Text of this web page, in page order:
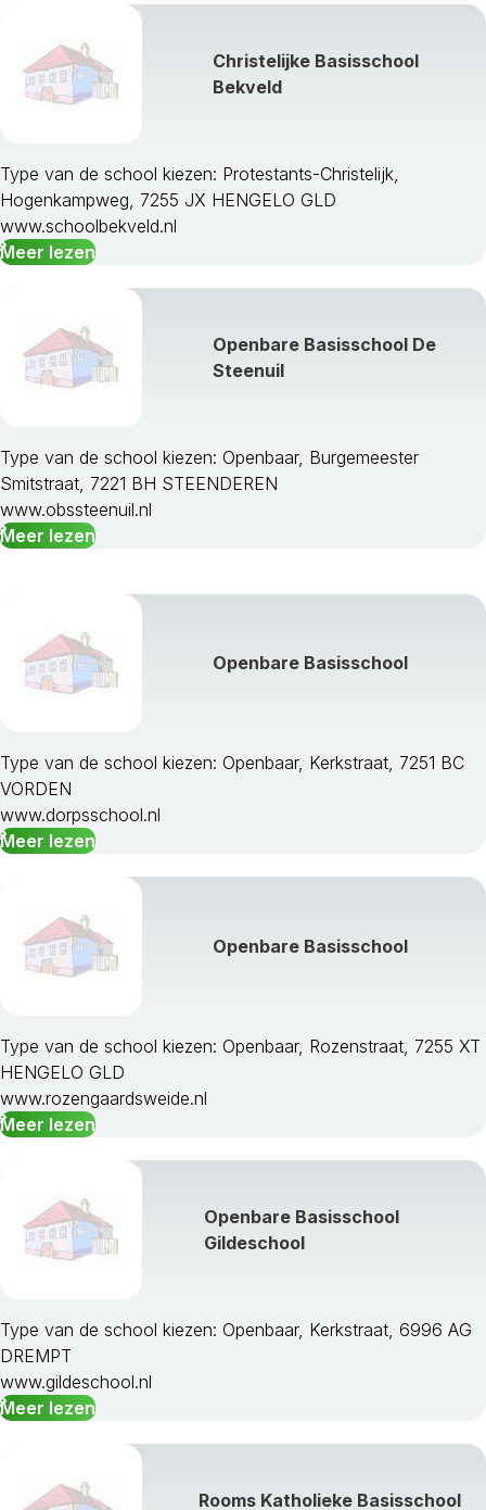
Lochem
Maasdriel
Millingen Aan De Rijn
Neerijnen
Nijkerk
Nijmegen
Nunspeet
Oude Ijsselstreek
Overbetuwe
Putten
Rijnwaarden
Rozendaal
Scherpenzeel
Tiel
West Maas En Waal
Westervoort
Wijchen
Zevenaar
Zutphen
Christelijke Basisschool
Bekveld
Type van de school kiezen: Protestants-Christelijk,
Hogenkampweg, 7255 JX HENGELO GLD
www.schoolbekveld.nl
Meer lezen
Openbare Basisschool De
Steenuil
Type van de school kiezen: Openbaar, Burgemeester
Smitstraat, 7221 BH STEENDEREN
www.obssteenuil.nl
Meer lezen
Openbare Basisschool
Type van de school kiezen: Openbaar, Kerkstraat, 7251 BC
VORDEN
www.dorpsschool.nl
Meer lezen
Openbare Basisschool
Type van de school kiezen: Openbaar, Rozenstraat, 7255 XT
HENGELO GLD
www.rozengaardsweide.nl
Meer lezen
Openbare Basisschool
Gildeschool
Type van de school kiezen: Openbaar, Kerkstraat, 6996 AG
DREMPT
www.gildeschool.nl
Meer lezen
Rooms Katholieke Basisschool